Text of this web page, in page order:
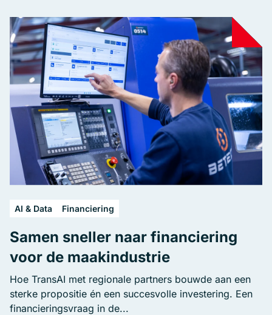
AI & Data Financiering
Samen sneller naar financiering
voor de maakindustrie
Hoe TransAI met regionale partners bouwde aan een
sterke propositie én een succesvolle investering. Een
financieringsvraag in de...